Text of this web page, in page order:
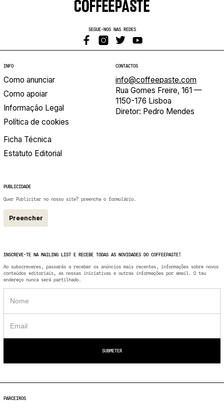
SEGUE-NOS NAS REDES
INFO
Como anunciar
Como apoiar
Informação Legal
Política de cookies
Ficha Técnica
Estatuto Editorial
CONTACTOS
info@coffeepaste.com
Rua Gomes Freire, 161 —
1150-176 Lisboa
Diretor: Pedro Mendes
PUBLICIDADE
Quer Publicitar no nosso site? preencha o formulário.
Preencher
INSCREVE-TE NA MAILING LIST E RECEBE TODAS AS NOVIDADES DO COFFEEPASTE!
Ao subscreveres, passarás a receber os anúncios mais recentes, informações sobre novos
conteúdos editoriais, as nossas iniciativas e outras informações por email. O teu
endereço nunca será partilhado.
PARCEIROS